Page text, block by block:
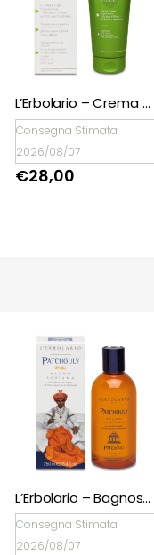
L’Erbolario – Crema Corpo Superattiva Giorno e Notte Ananas Cell
Consegna Stimata
2026/08/07
€28,00
L’Erbolario – Bagnoschiuma Méharées
Consegna Stimata
2026/08/07